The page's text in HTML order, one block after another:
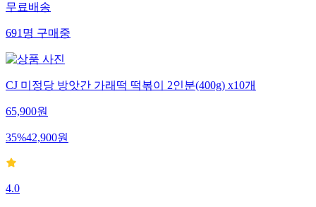
무료배송
691 명 구매중
CJ 미정당 방앗간 가래떡 떡볶이 2인분(400g) x10개
65,900원
35%42,900원
4.0